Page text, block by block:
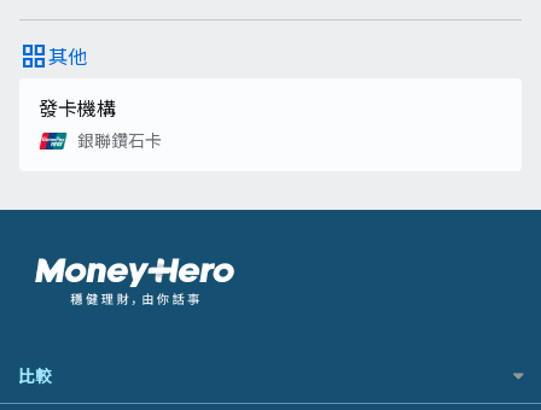
grid_view其他
發卡機構
銀聯鑽石卡
比較